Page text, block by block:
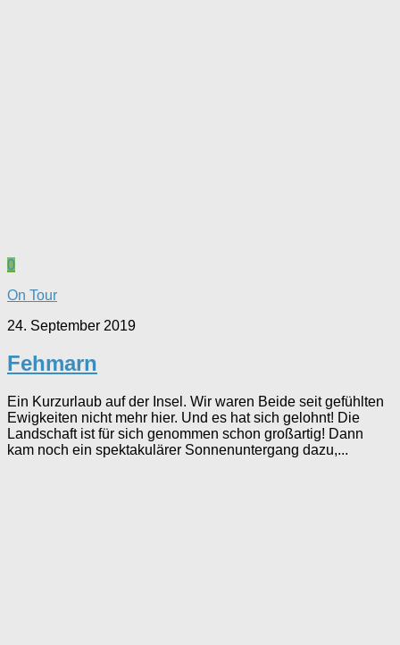
0
On Tour
24. September 2019
Fehmarn
Ein Kurzurlaub auf der Insel. Wir waren Beide seit gefühlten
Ewigkeiten nicht mehr hier. Und es hat sich gelohnt! Die
Landschaft ist für sich genommen schon großartig! Dann
kam noch ein spektakulärer Sonnenuntergang dazu,...